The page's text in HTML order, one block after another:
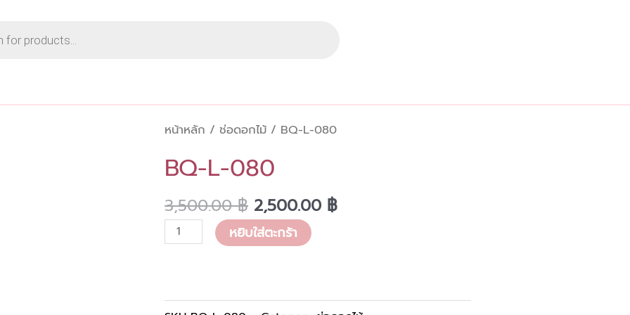
หน้าหลัก / ช่อดอกไม้ / BQ-L-080
BQ-L-080
3,500.00฿ Original
price
was:
2,500.00 ฿Current
จำนวน
BQ-
ชิ้น
หยิบใส่ตะกร้า